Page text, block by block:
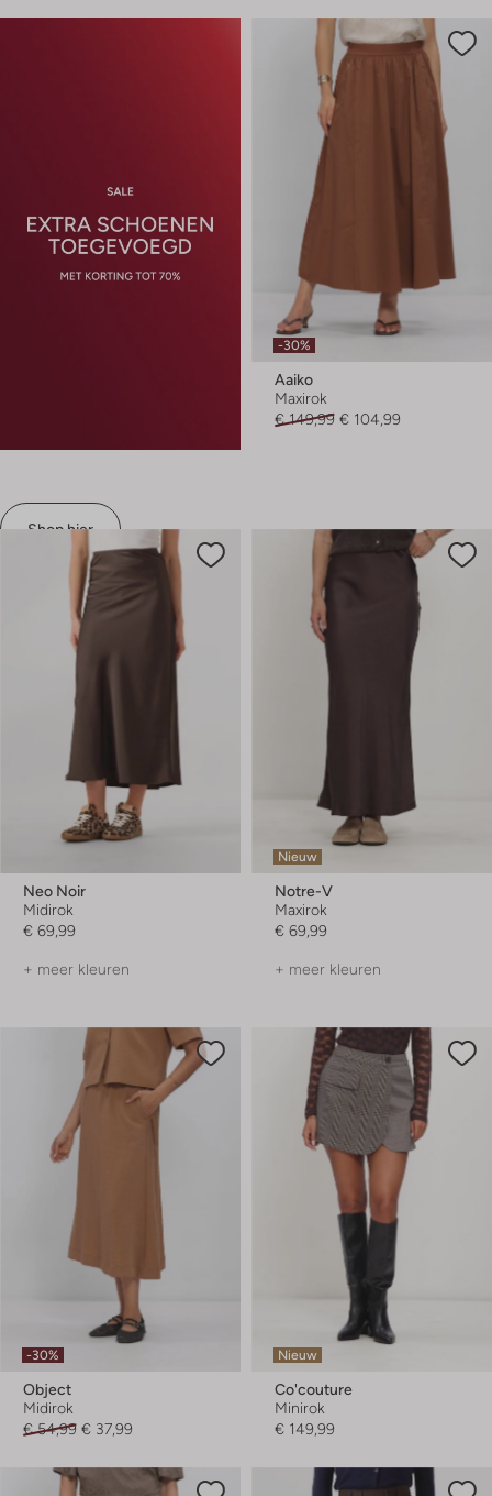
Shop hier
-30%
Aaiko
Maxirok
€ 149,99 € 104,99
Neo Noir
Midirok
€ 69,99
+ meer kleuren
Nieuw
Notre-V
Maxirok
€ 69,99
+ meer kleuren
-30%
Object
Midirok
€ 54,99 € 37,99
Nieuw
Co'couture
Minirok
€ 149,99